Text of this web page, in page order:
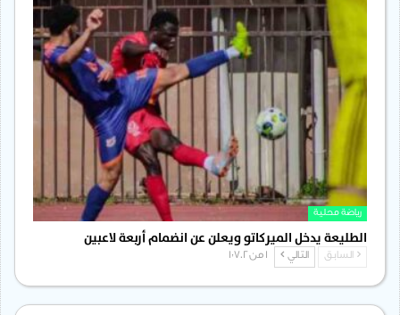
رياضة محلية
الطليعة يدخل الميركاتو ويعلن عن انضمام أربعة لاعبين
السابق التالي